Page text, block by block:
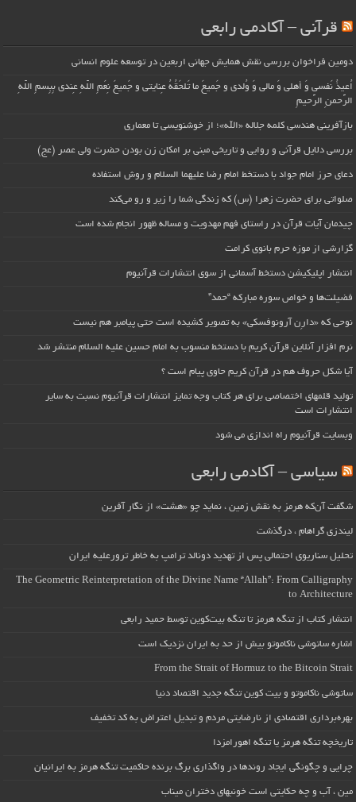
قرآنی – آکادمی رابعی
دومین فراخوان بررسی نقش همایش جهانی اربعین در توسعه علوم انسانی
اُعیذُ نَفسی وَ أهلی وَ مالی وَ وُلدی و جَمیعَ ما تَلحَقُهُ عِنایتی و جَمیعَ نِعَمِ اللّهِ عِندی بِبِسمِ اللّهِ
الرَّحمنِ الرَّحیمِ
بازآفرینی هندسی کلمه جلاله «الله»؛ از خوشنویسی تا معماری
بررسی دلایل قرآنی و روایی و تاریخی مبنی بر امکان زن بودن حضرت ولی عصر (عج)
دعای حرز امام جواد با دستخط امام رضا علیهما السلام و روش استفاده
صلواتی برای حضرت زهرا (س) که زندگی شما را زیر و رو می‌کند
چیدمان آیات قرآن در راستای فهم مهدویت و مساله ظهور انجام شده است
گزارشی از موزه حرم بانوی کرامت
انتشار اپلیکیشن دستخط آسمانی از سوی انتشارات قرآنیوم
فضیلت‌ها و خواص سوره مبارکه “حمد”
نوحی که «دارِن آرونوفسکی» به تصویر کشیده است حتی پیامبر هم نیست
نرم افزار آنلاین قرآن کریم با دستخط منسوب به امام حسین علیه السلام منتشر شد
آیا شکل حروف هم در قرآن کریم حاوی پیام است ؟
تولید قلمهای اختصاصی برای هر کتاب وجه تمایز انتشارات قرآنیوم نسبت به سایر
انتشارات است
وبسایت قرآنیوم راه اندازی می شود
سیاسی – آکادمی رابعی
شگفت آن‌که هرمز به نقش زمین ، نماید چو «هشت» از نگار آفرین
لیندزی گراهام ، درگذشت
تحلیل سناریوی احتمالی پس از تهدید دونالد ترامپ به خاطر ترورعلیه ایران
The Geometric Reinterpretation of the Divine Name “Allah”: From Calligraphy
to Architecture
انتشار کتاب از تنگه هرمز تا تنگه بیت‌کوین توسط حمید رابعی
اشاره ساتوشی ناکاموتو بیش از حد به ایران نزدیک است
From the Strait of Hormuz to the Bitcoin Strait
ساتوشی ناکاموتو و بیت کوین تنگه جدید اقتصاد دنیا
بهره‌برداری اقتصادی از نارضایتی مردم و تبدیل اعتراض به کد تخفیف
تاریخچه تنگه هرمز یا تنگه اهورامزدا
چرایی و چگونگی ایجاد روندها در واگذاری برگ برنده حاکمیت تنگه هرمز به ایرانیان
مین ، آب و چه حکایتی است خونبهای دختران میناب